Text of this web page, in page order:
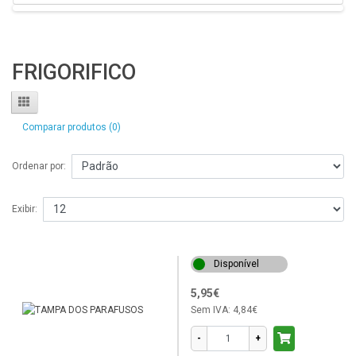
KDD123E
KG2500
KG2500F
KG2800SF
KQD1250X
KWD1330X
FRIGORIFICO
Comparar produtos (0)
Ordenar por:
Exibir:
Disponível
5,95€
Sem IVA: 4,84€
- +